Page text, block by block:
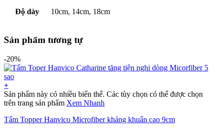
Độ dày 10cm, 14cm, 18cm
Sản phẩm tương tự
-20%
+
Sản phẩm này có nhiều biến thể. Các tùy chọn có thể được chọn
trên trang sản phẩm Xem Nhanh
Tấm Topper Hanvico Microfiber kháng khuẩn cao 9cm